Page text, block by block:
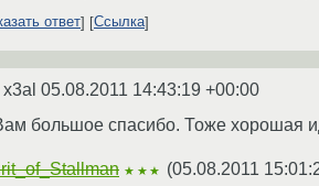
ответ Ссылка
05.08.2011 14:43:19 +00:00
большое спасибо. Тоже хорошая
★★★ (05.08.2011